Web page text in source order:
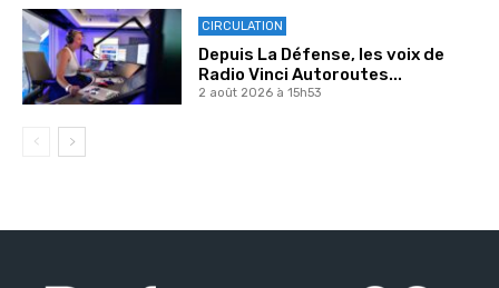
CIRCULATION
Depuis La Défense, les voix de
Radio Vinci Autoroutes...
2 août 2026 à 15h53